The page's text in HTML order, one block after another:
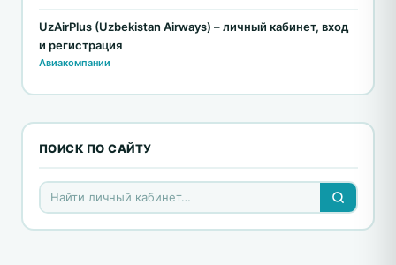
UzAirPlus (Uzbekistan Airways) – личный кабинет, вход
и регистрация
Авиакомпании
ПОИСК ПО САЙТУ